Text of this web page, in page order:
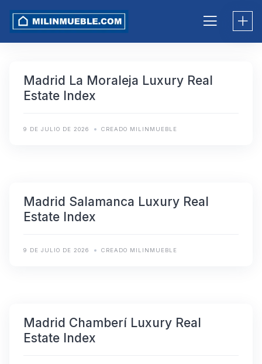
content
Madrid La Moraleja Luxury Real
Estate Index
9 DE JULIO DE 2026 CREADO MILINMUEBLE
Madrid Salamanca Luxury Real
Estate Index
9 DE JULIO DE 2026 CREADO MILINMUEBLE
Madrid Chamberí Luxury Real
Estate Index